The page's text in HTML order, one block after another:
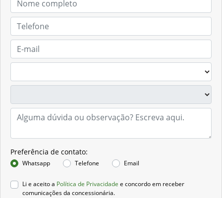
Preferência de contato:
Whatsapp Telefone Email
Li e aceito a Política de Privacidade e concordo em receber
comunicações da concessionária.